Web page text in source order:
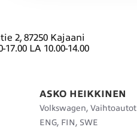
2, 87250 Kajaani
17.00 LA 10.00-14.00
ASKO HEIKKINEN
Volkswagen, Vaihtoautot
ENG, FIN, SWE